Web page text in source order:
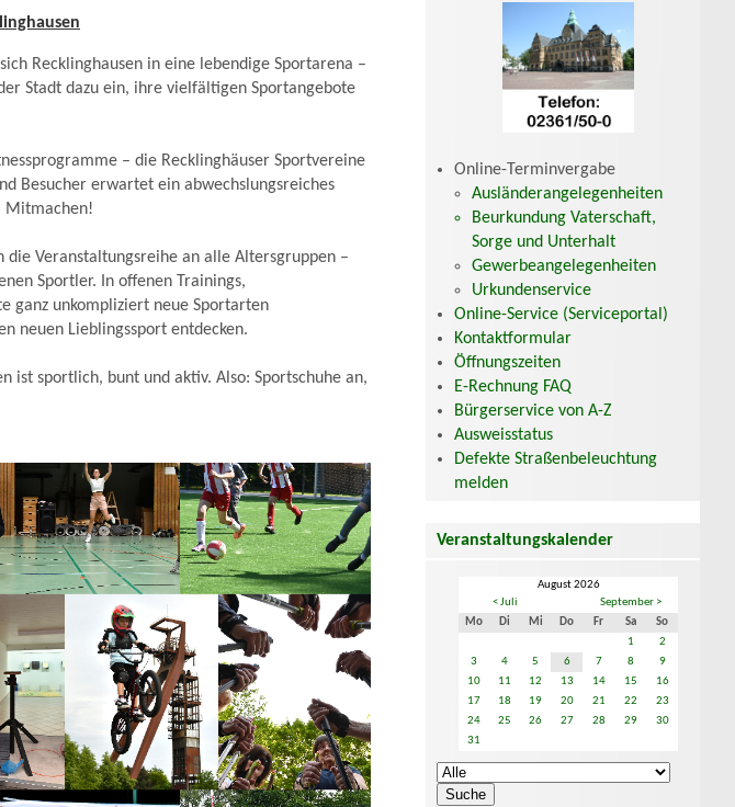
Recklinghausen in eine lebendige Sportarena –
Stadt dazu ein, ihre vielfältigen Sportangebote
– die Recklinghäuser Sportvereine
Besucher erwartet ein abwechslungsreiches
Mitmachen!
Veranstaltungsreihe an alle Altersgruppen –
Sportler. In offenen Trainings,
ganz unkompliziert neue Sportarten
neuen Lieblingssport entdecken.
ist sportlich, bunt und aktiv. Also: Sportschuhe an,
Online-Terminvergabe
Ausländerangelegenheiten
Beurkundung Vaterschaft,
Sorge und Unterhalt
Gewerbeangelegenheiten
Urkundenservice
Online-Service (Serviceportal)
Kontaktformular
Öffnungszeiten
E-Rechnung FAQ
Bürgerservice von A-Z
Ausweisstatus
Defekte Straßenbeleuchtung
melden
Veranstaltungskalender
August 2026
< Juli
September >
Mo
Di Mi Do Fr Sa
So
1
2
3
4 5 6 7 8
9
10
11 12 13 14 15
16
17
18 19 20 21 22
23
24
25 26 27 28 29
30
31